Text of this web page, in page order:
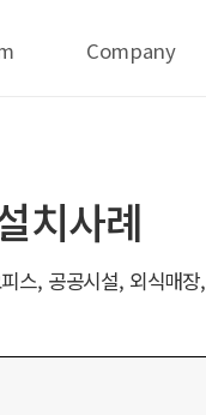
Company
치사례
스, 공공시설, 외식매